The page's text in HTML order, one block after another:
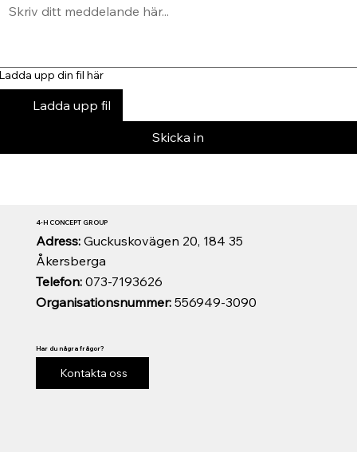
upp din fil här
Ladda upp fil
Skicka in
Organisationsnummer:556949-3090
Telefon:073-7193626
Adress: Guckuskovägen 20, 184 35
Åkersberga
4-H CONCEPT GROUP
Har du några frågor?
Kontakta oss